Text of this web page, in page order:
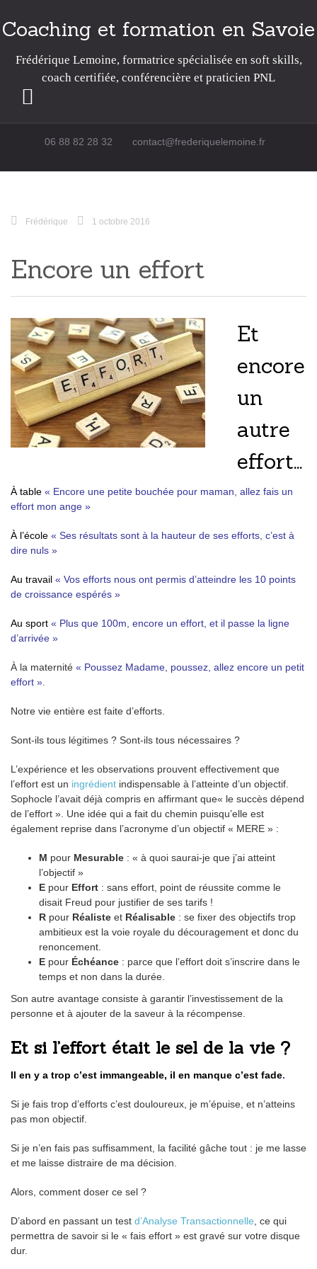
Coaching et formation en Savoie
Frédérique Lemoine, formatrice spécialisée en soft skills,
coach certifiée, conférencière et praticien PNL
06 88 82 28 32
contact@frederiquelemoine.fr
Frédérique 1 octobre 2016
Encore un effort
Et
encore
un
autre
effort…
À table « Encore une petite bouchée pour maman, allez fais un
effort mon ange »
À l’école « Ses résultats sont à la hauteur de ses efforts, c’est à
dire nuls »
Au travail « Vos efforts nous ont permis d’atteindre les 10 points
de croissance espérés »
Au sport « Plus que 100m, encore un effort, et il passe la ligne
d’arrivée »
À la maternité « Poussez Madame, poussez, allez encore un petit
effort ».
Notre vie entière est faite d’efforts.
Sont-ils tous légitimes ? Sont-ils tous nécessaires ?
L’expérience et les observations prouvent effectivement que
l’effort est un ingrédient indispensable à l’atteinte d’un objectif.
Sophocle l’avait déjà compris en affirmant que« le succès dépend
de l’effort ». Une idée qui a fait du chemin puisqu’elle est
également reprise dans l’acronyme d’un objectif « MERE » :
M pour Mesurable : « à quoi saurai-je que j’ai atteint
l’objectif »
E pour Effort : sans effort, point de réussite comme le
disait Freud pour justifier de ses tarifs !
R pour Réaliste et Réalisable : se fixer des objectifs trop
ambitieux est la voie royale du découragement et donc du
renoncement.
E pour Échéance : parce que l’effort doit s’inscrire dans le
temps et non dans la durée.
Son autre avantage consiste à garantir l’investissement de la
personne et à ajouter de la saveur à la récompense.
Et si l’effort était le sel de la vie ?
Il en y a trop c’est immangeable, il en manque c’est fade.
Si je fais trop d’efforts c’est douloureux, je m’épuise, et n’atteins
pas mon objectif.
Si je n’en fais pas suffisamment, la facilité gâche tout : je me lasse
et me laisse distraire de ma décision.
Alors, comment doser ce sel ?
D’abord en passant un test d’Analyse Transactionnelle , ce qui
permettra de savoir si le « fais effort » est gravé sur votre disque
dur.